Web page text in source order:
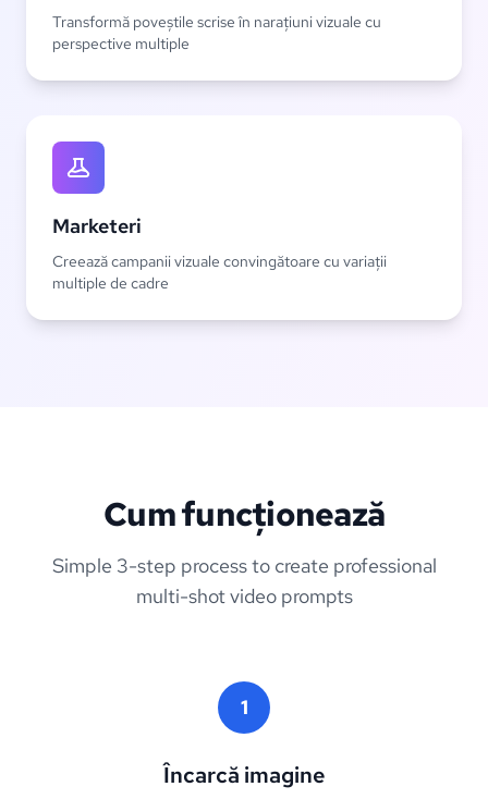
Transformă poveștile scrise în narațiuni vizuale cu
perspective multiple
Marketeri
Creează campanii vizuale convingătoare cu variații
multiple de cadre
Cum funcționează
Simple 3-step process to create professional
multi-shot video prompts
1
Încarcă imagine